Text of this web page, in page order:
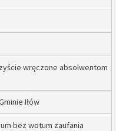
wręczone absolwentom
Iłów
bez wotum zaufania